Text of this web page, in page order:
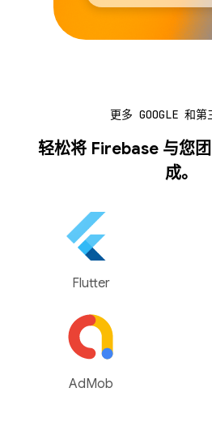
更多 GOOGLE 和第
轻松将 Firebase 与您
成。
Flutter
AdMob